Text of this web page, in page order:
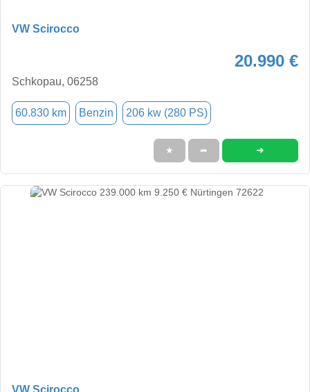
VW Scirocco
20.990 €
Schkopau, 06258
60.830 km Benzin 206 kw (280 PS)
★ ➦ ➜
VW Scirocco